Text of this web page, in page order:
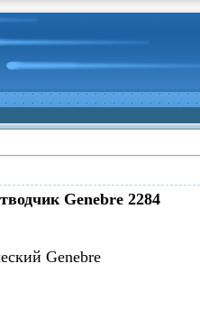
Genebre 2284
Genebre